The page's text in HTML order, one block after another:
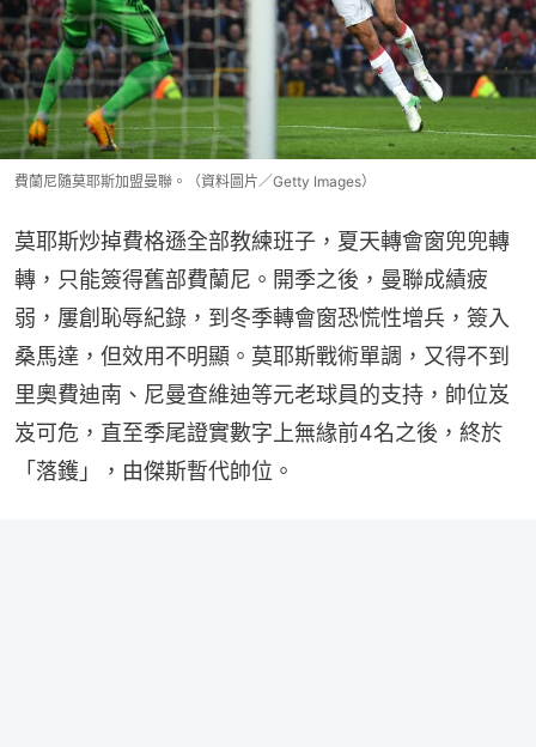
費蘭尼隨莫耶斯加盟曼聯。（資料圖片／Getty Images）
莫耶斯炒掉費格遜全部教練班子，夏天轉會窗兜兜轉
轉，只能簽得舊部費蘭尼。開季之後，曼聯成績疲
弱，屢創恥辱紀錄，到冬季轉會窗恐慌性增兵，簽入
桑馬達，但效用不明顯。莫耶斯戰術單調，又得不到
里奧費迪南、尼曼查維迪等元老球員的支持，帥位岌
岌可危，直至季尾證實數字上無緣前4名之後，終於
「落鑊」，由傑斯暫代帥位。